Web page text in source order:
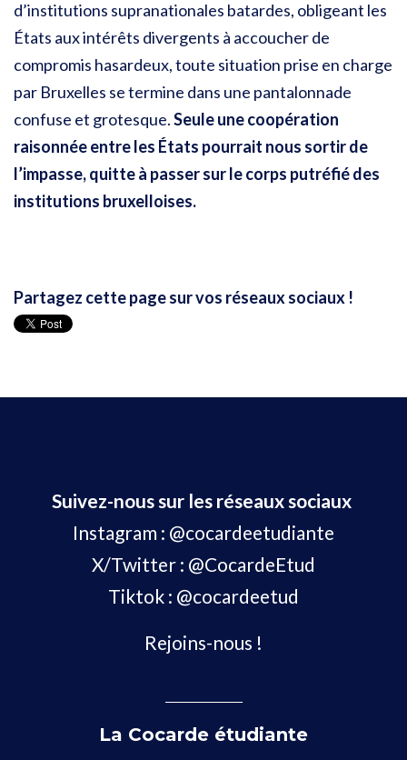
d’institutions supranationales batardes, obligeant les
États aux intérêts divergents à accoucher de
compromis hasardeux, toute situation prise en charge
par Bruxelles se termine dans une pantalonnade
confuse et grotesque.Seule une coopération
raisonnée entre les États pourrait nous sortir de
l’impasse, quitte à passer sur le corps putréfié des
institutions bruxelloises.
Partagez cette page sur vos réseaux sociaux !
Suivez-nous sur les réseaux sociaux
Instagram : @cocardeetudiante
X/Twitter : @CocardeEtud
Tiktok : @cocardeetud
Rejoins-nous !
La Cocarde étudiante